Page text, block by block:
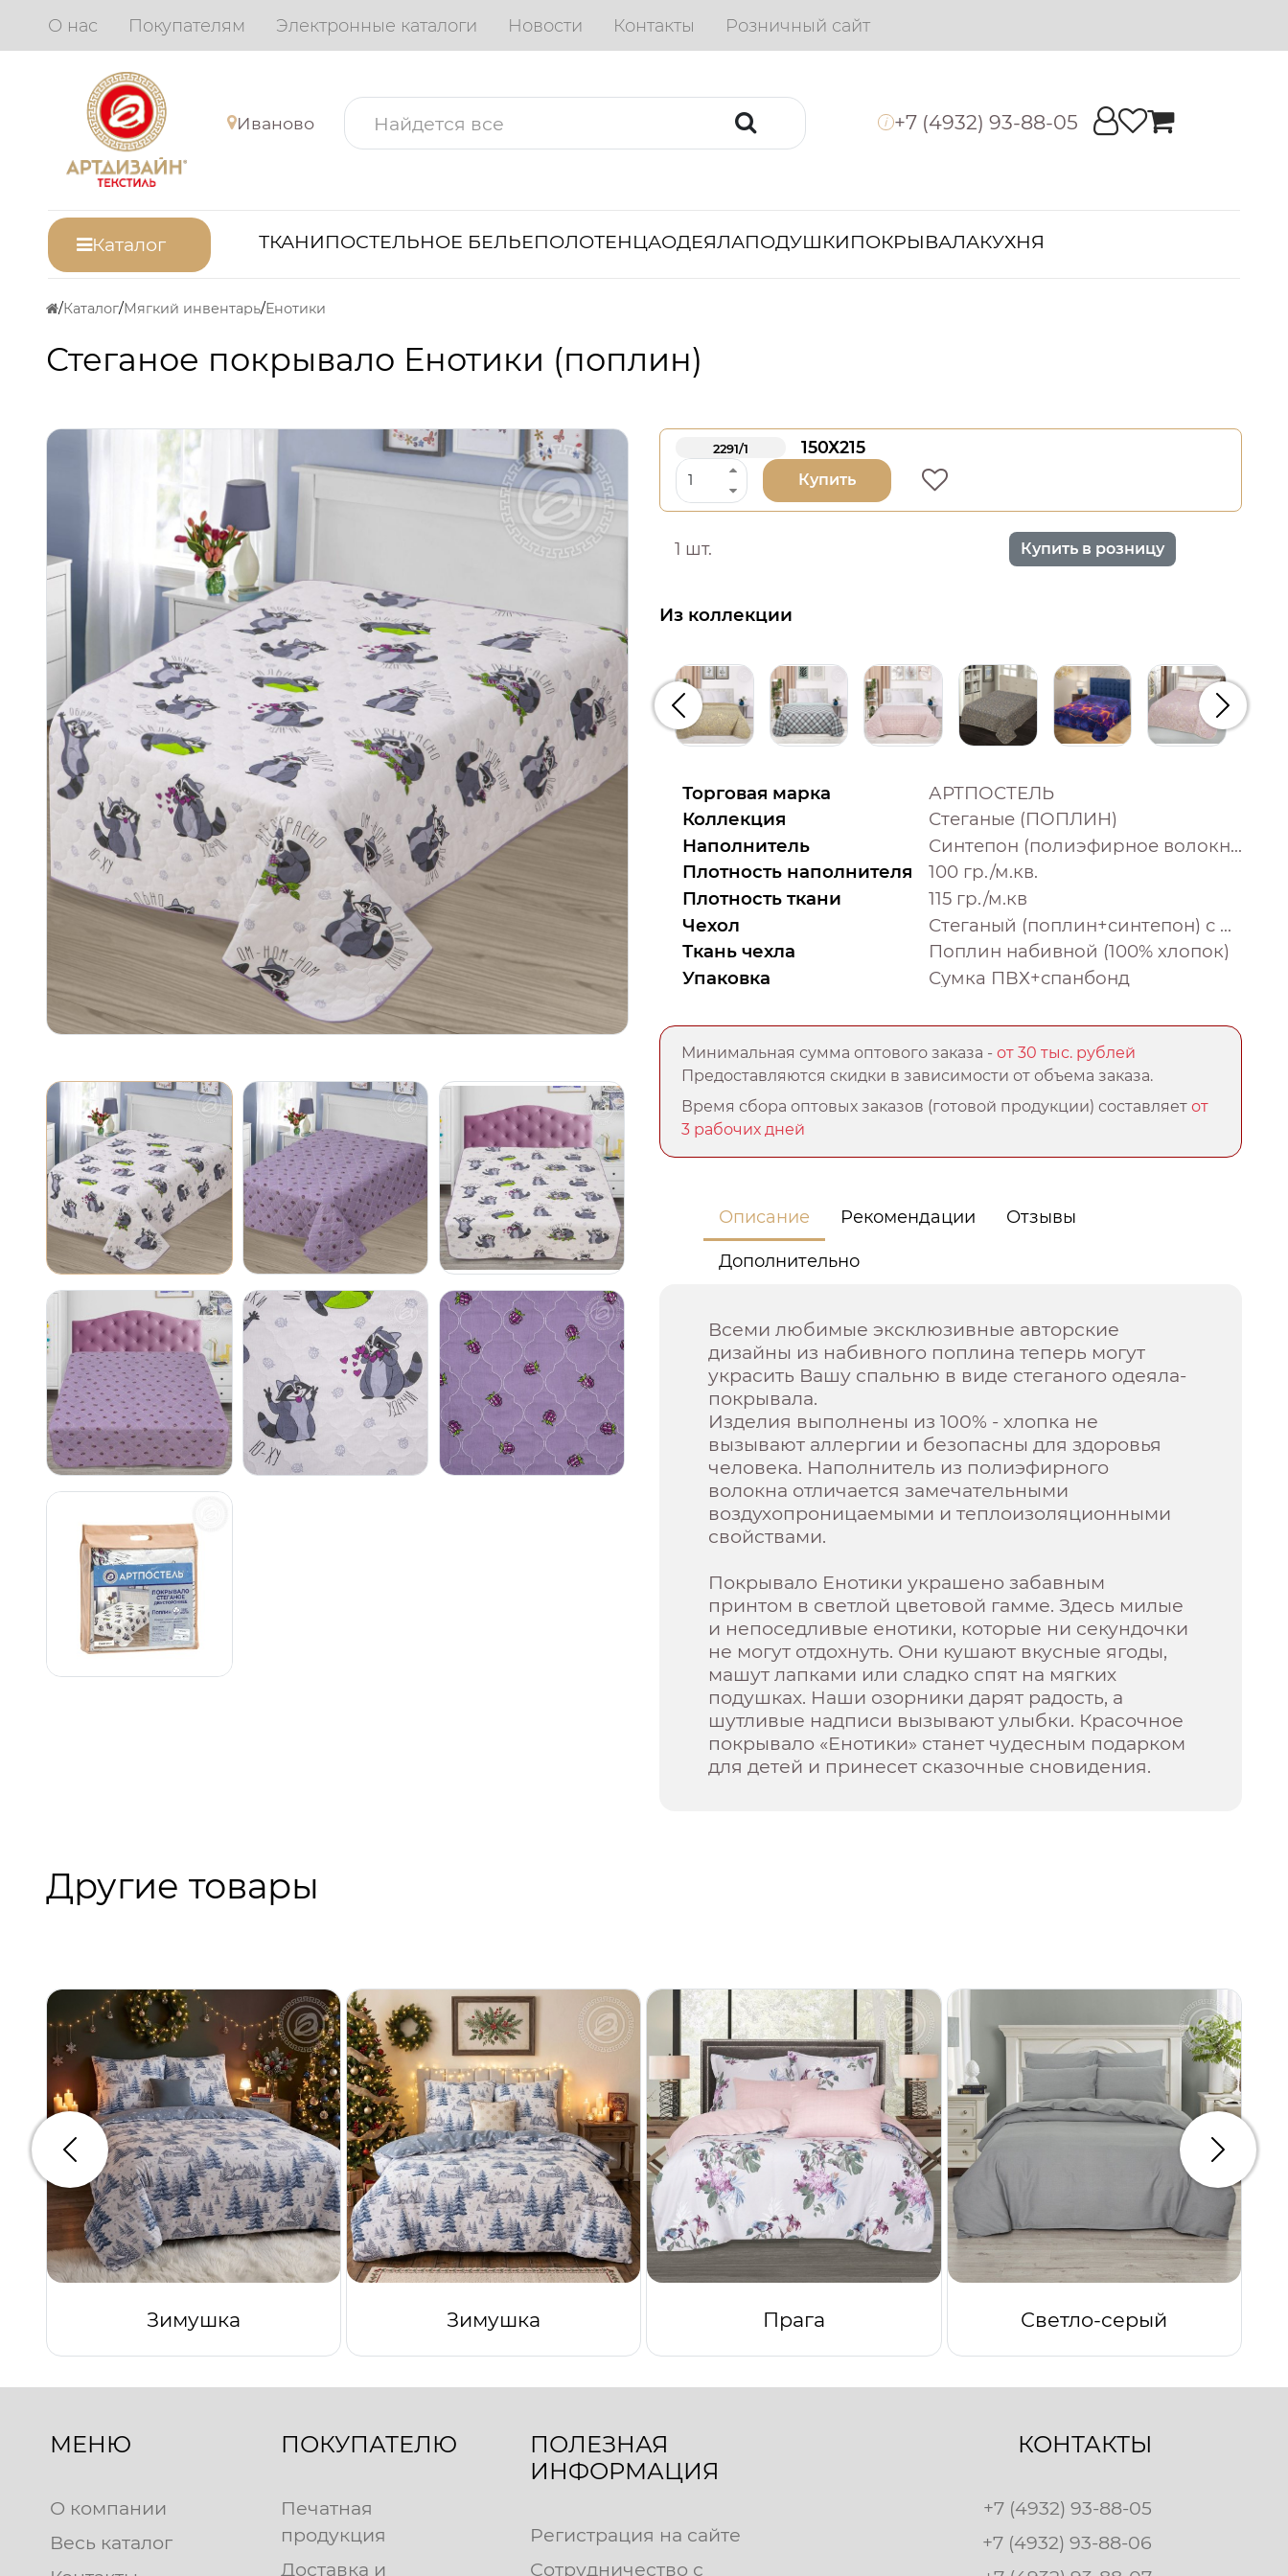
О нас Покупателям Электронные каталоги Новости Контакты Розничный сайт
Иваново i +7 (4932) 93-88-05
Каталог ТКАНИПОСТЕЛЬНОЕ БЕЛЬЕПОЛОТЕНЦАОДЕЯЛАПОДУШКИПОКРЫВАЛАКУХНЯ
Каталог Мягкий инвентарь Енотики
Стеганое покрывало Енотики (поплин)
2291/1 150Х215
Купить
1 шт. Купить в розницу
Из коллекции
Предыдущий
Торговая марка
АРТПОСТЕЛЬ
Коллекция
Стеганые (ПОПЛИН)
Наполнитель
Синтепон (полиэфирное волокно 100%)
Плотность наполнителя
100 гр./м.кв.
Плотность ткани
115 гр./м.кв
Чехол
Стеганый (поплин+синтепон) с окантовкой
Ткань чехла
Поплин набивной (100% хлопок)
Упаковка
Сумка ПВХ+спанбонд
Минимальная сумма оптового заказа -от 30 тыс. рублей
Предоставляются скидки в зависимости от объема заказа.
Время сбора оптовых заказов (готовой продукции) составляетот
3 рабочих дней
Описание Рекомендации Отзывы
Дополнительно
Всеми любимые эксклюзивные авторские
дизайны из набивного поплина теперь могут
украсить Вашу спальню в виде стеганого одеяла-
покрывала.
Изделия выполнены из 100% - хлопка не
вызывают аллергии и безопасны для здоровья
человека. Наполнитель из полиэфирного
волокна отличается замечательными
воздухопроницаемыми и теплоизоляционными
свойствами.
Покрывало Енотики украшено забавным
принтом в светлой цветовой гамме. Здесь милые
и непоседливые енотики, которые ни секундочки
не могут отдохнуть. Они кушают вкусные ягоды,
машут лапками или сладко спят на мягких
подушках. Наши озорники дарят радость, а
шутливые надписи вызывают улыбки. Красочное
покрывало «Енотики» станет чудесным подарком
для детей и принесет сказочные сновидения.
Другие товары
Зимушка Зимушка Прага Светло-серый
Предыдущий
МЕНЮ
О компании
Весь каталог
ПОКУПАТЕЛЮ
Печатная
продукция
Доставка и
ПОЛЕЗНАЯ
ИНФОРМАЦИЯ
Регистрация на сайте
Сотрудничество с
КОНТАКТЫ
+7 (4932) 93-88-05
+7 (4932) 93-88-06